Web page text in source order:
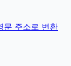
문 주소로 변환